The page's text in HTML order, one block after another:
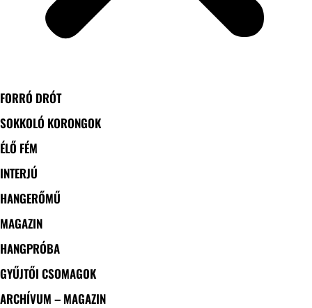
FORRÓ DRÓT
SOKKOLÓ KORONGOK
ÉLŐ FÉM
INTERJÚ
HANGERŐMŰ
MAGAZIN
HANGPRÓBA
GYŰJTŐI CSOMAGOK
ARCHÍVUM – MAGAZIN